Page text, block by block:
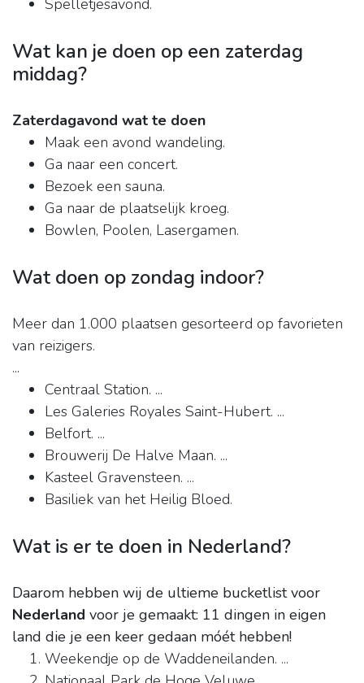
Spelletjesavond.
Wat kan je doen op een zaterdag
middag?
Zaterdagavond wat te doen
Maak een avond wandeling.
Ga naar een concert.
Bezoek een sauna.
Ga naar de plaatselijk kroeg.
Bowlen, Poolen, Lasergamen.
Wat doen op zondag indoor?
Meer dan 1.000 plaatsen gesorteerd op favorieten
van reizigers.
...
Centraal Station. ...
Les Galeries Royales Saint-Hubert. ...
Belfort. ...
Brouwerij De Halve Maan. ...
Kasteel Gravensteen. ...
Basiliek van het Heilig Bloed.
Wat is er te doen in Nederland?
Daarom hebben wij de ultieme bucketlist voor
Nederland voor je gemaakt: 11 dingen in eigen
land die je een keer gedaan móét hebben!
Weekendje op de Waddeneilanden. ...